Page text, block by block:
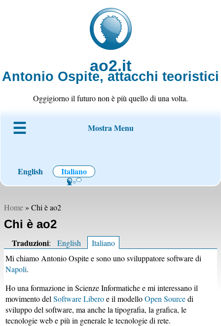
ao2.it
Antonio Ospite, attacchi teoristici
Oggigiorno il futuro non è più quello di una volta.
Mostra Menu
English Italiano
Home» Chi è ao2
Chi è ao2
Traduzioni: English
Italiano
Mi chiamo Antonio Ospite e sono uno sviluppatore software di
Napoli.
Ho una formazione in Scienze Informatiche e mi interessano il
movimento delSoftware Liberoe il modelloOpen Sourcedi
sviluppo del software, ma anche la tipografia, la grafica, le
tecnologie web e più in generale le tecnologie di rete.